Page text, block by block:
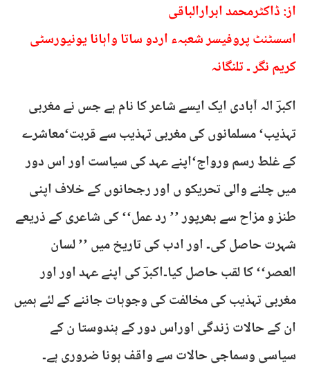
از: ڈاکٹرمحمد ابرارالباقی
اسسٹنٹ پروفیسر شعبہء اردو ساتا واہانا یونیورسٹی
کریم نگر ۔ تلنگانہ
اکبرؔ الہ آبادی ایک ایسے شاعر کا نام ہے جس نے مغربی
تہذیب‘ مسلمانوں کی مغربی تہذیب سے قربت‘معاشرے
کے غلط رسم ورواج‘اپنے عہد کی سیاست اور اس دور
میں چلنے والی تحریکو ں اور رجحانوں کے خلاف اپنی
طنز و مزاح سے بھرپور ’’ رد عمل‘‘ کی شاعری کے ذریعے
شہرت حاصل کی۔ اور ادب کی تاریخ میں ’’ لسان
العصر‘‘ کا لقب حاصل کیا۔اکبرؔ کی اپنے عہد اور اور
مغربی تہذیب کی مخالفت کی وجوہات جاننے کے لئے ہمیں
ان کے حالات زندگی اوراس دور کے ہندوستا ن کے
سیاسی وسماجی حالات سے واقف ہونا ضروری ہے۔